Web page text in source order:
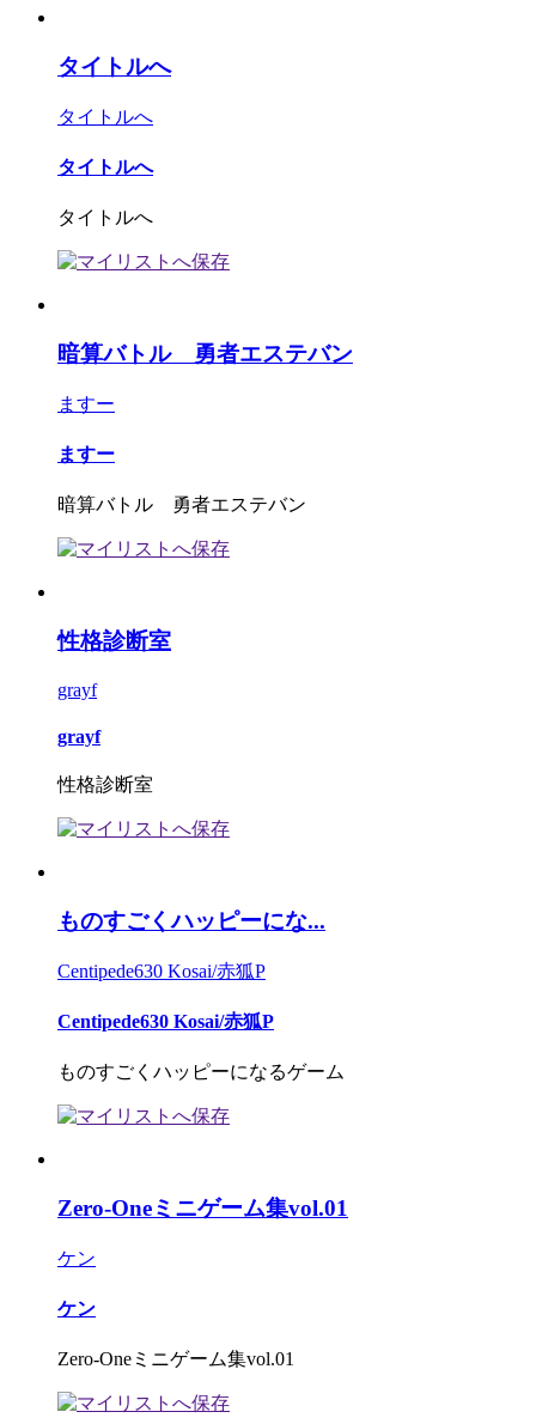
タイトルへ
タイトルへ
タイトルへ
タイトルへ
暗算バトル 勇者エステバン
ますー
ますー
暗算バトル 勇者エステバン
性格診断室
grayf
grayf
性格診断室
ものすごくハッピーにな...
Centipede630 Kosai/赤狐P
Centipede630 Kosai/赤狐P
ものすごくハッピーになるゲーム
Zero-Oneミニゲーム集vol.01
ケン
ケン
Zero-Oneミニゲーム集vol.01